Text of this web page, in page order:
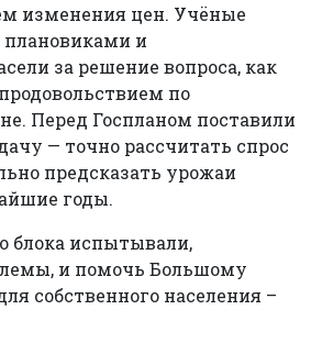
изменения цен. Учёные
и
за решение вопроса, как
по
Перед Госпланом поставили
— точно рассчитать спрос
предсказать урожаи
годы.
блока испытывали,
и помочь Большому
собственного населения –